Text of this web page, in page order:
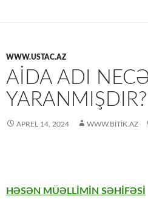
WWW.USTAC.AZ
AİDA ADI
YARANMIŞDIR?
APREL 14, 2024 WWW.BITIK.AZ
HƏSƏN MÜƏLLİMİN SƏHİFƏSİ